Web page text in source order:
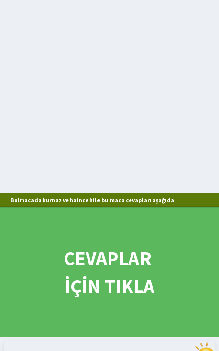
Bulmacada kurnaz ve haince hile bulmaca cevapları aşağıda
CEVAPLAR
İÇİN TIKLA